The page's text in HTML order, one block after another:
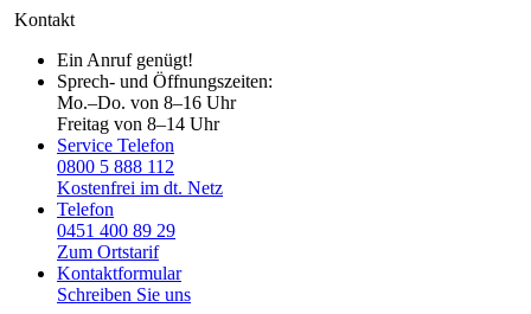
Kontakt
Ein Anruf genügt!
Sprech- und Öffnungszeiten:
Mo.–Do. von 8–16 Uhr
Freitag von 8–14 Uhr
Service Telefon
0800 5 888 112
Kostenfrei im dt. Netz
Telefon
0451 400 89 29
Zum Ortstarif
Kontaktformular
Schreiben Sie uns